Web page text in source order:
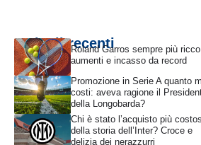
Articoli recentiRoland Garros sempre più
aumenti e incasso da record
Promozione in Serie A quanto
costi: aveva ragione il
della Longobarda?
Chi è stato l’acquisto più
della storia dell’Inter? Croce e
delizia dei nerazzurri